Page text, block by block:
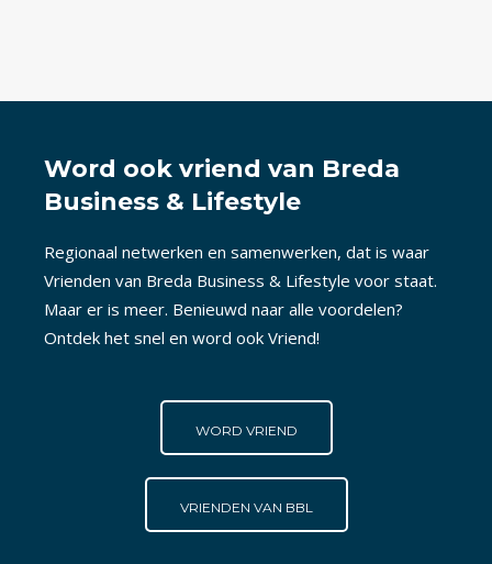
Word ook vriend van Breda
Business & Lifestyle
Regionaal netwerken en samenwerken, dat is waar
Vrienden van Breda Business & Lifestyle voor staat.
Maar er is meer. Benieuwd naar alle voordelen?
Ontdek het snel en word ook Vriend!
WORD VRIEND
VRIENDEN VAN BBL